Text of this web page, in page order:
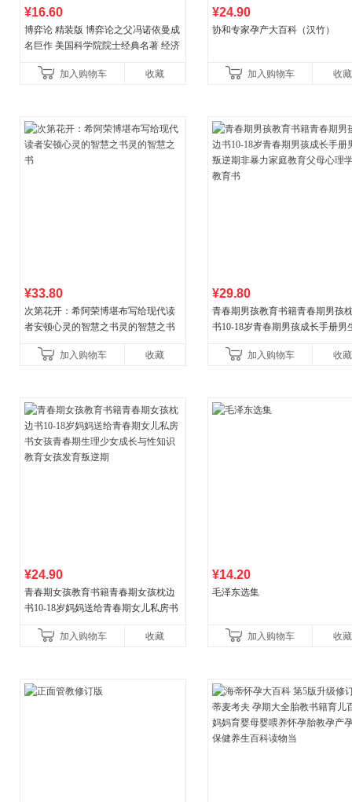
¥16.60
博弈论 精装版 博弈论之父冯诺依曼成
名巨作 美国科学院院士经典名著 经济
加入购物车
收藏
¥24.90
协和专家孕产大百科（汉竹）
加入购物车 收藏
¥33.80
次第花开：希阿荣博堪布写给现代读
者安顿心灵的智慧之书灵的智慧之书
加入购物车 收藏
¥29.80
青春期男孩教育书籍青春期男孩
书10-18岁青春期男孩成长手册男
育书
加入购物车 收藏
¥24.90
青春期女孩教育书籍青春期女孩枕边
书10-18岁妈妈送给青春期女儿私房书
育女孩发育叛逆期
加入购物车 收藏
¥14.20
毛泽东选集
加入购物车 收藏